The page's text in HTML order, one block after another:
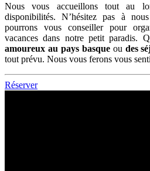
Nous vous accueillons tout au
disponibilités. N’hésitez pas à
pourrons vous conseiller pour
vacances dans notre petit paradis.
amoureux au pays basqueou des
tout prévu. Nous vous ferons vous
Réserver